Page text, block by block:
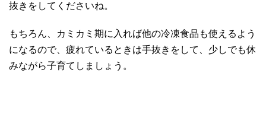
抜きをしてくださいね。
もちろん、カミカミ期に入れば他の冷凍食品も使えるよう
になるので、疲れているときは手抜きをして、少しでも休
みながら子育てしましょう。